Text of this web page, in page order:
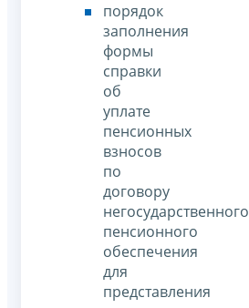
порядок
заполнения
формы
справки
об
уплате
пенсионных
взносов
по
договору
негосударственного
пенсионного
обеспечения
для
представления